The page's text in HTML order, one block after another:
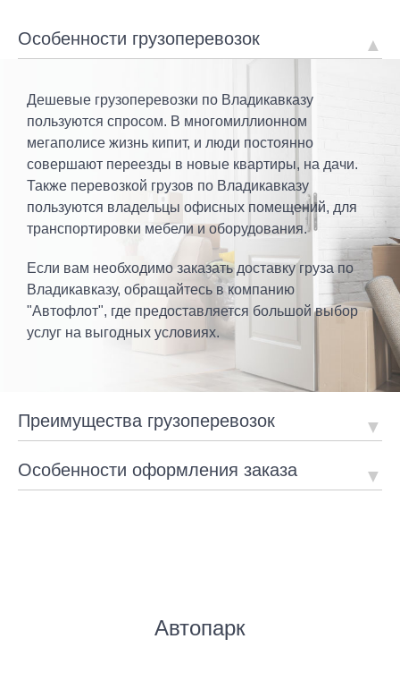
Особенности грузоперевозок
Дешевые грузоперевозки по Владикавказу
пользуются спросом. В многомиллионном
мегаполисе жизнь кипит, и люди постоянно
совершают переезды в новые квартиры, на дачи.
Также перевозкой грузов по Владикавказу
пользуются владельцы офисных помещений, для
транспортировки мебели и оборудования.
Если вам необходимо заказать доставку груза по
Владикавказу, обращайтесь в компанию
"Автофлот", где предоставляется большой выбор
услуг на выгодных условиях.
Преимущества грузоперевозок
Особенности оформления заказа
Автопарк